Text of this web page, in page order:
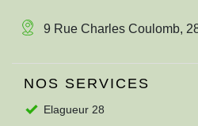
9 Rue Charles Coulomb,
NOS SERVICES
Elagueur 28